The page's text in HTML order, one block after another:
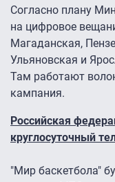
Согласно плану
на цифровое
Магаданская,
Ульяновская и
Там работают
кампания.
Российская
круглосуточный
"Мир баскетбола"